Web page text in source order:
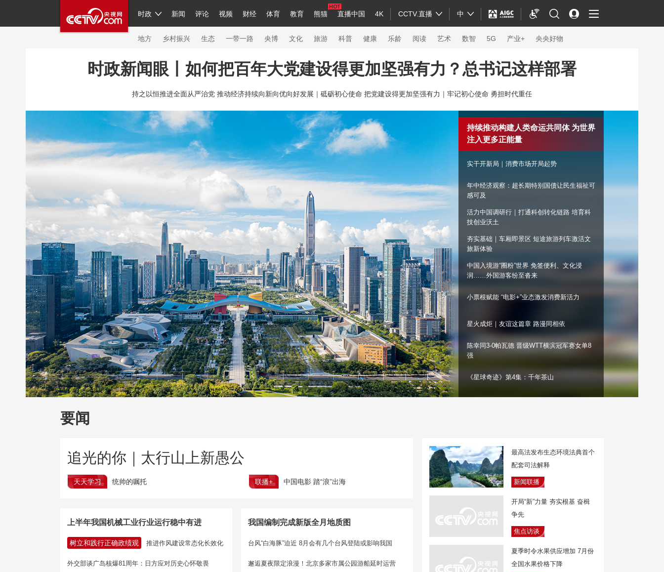
时政 新闻 评论 视频 财经 体育 教育 熊猫 直播中国 4K CCTV.直播 中
人民领袖习近平 联播+ 中国领导人 央视快评 习式妙语 热解读 天天学习
直播 片库 栏目大全 节目单 听音 微视频 主持人 下载央视影音
繁体 海外频道 iPanda English Монгол
地方 乡村振兴 生态 一带一路 央博 文化 旅游 科普 健康 乐龄 阅读 艺术 数智 5G 产业+ 央央好物
总台春晚 网络春晚 共产党员网 秧纪录 纪录片网 国家大剧院 大型活动
新闻 国内 国际 评论 经济 军事 科技 法治 文娱 人物 公益 图片
人民领袖习近平 联播+ 热解读 天天学习 央视快评 央视网评 光华锐评
视频 小央视频 小央直播 直播中国 熊猫频道 VR/AR 4K专区 全景新闻
蓝海中国 新兵请入列 人生第一次 人生第二次
直播 2026年冬奥会 CBA NBA 国际足球 网球 综合体育
CCTV奥林匹克频道 生活体育大会 体育江湖 文化体育 冰雪道路 足球道路
财经 教育 乡村振兴 生态环境 一带一路 央博 非遗 文化 旅游 科普 健康 乐龄 阅读 艺术 汽车 数智 5G 产业+
大国智造 大国展会 大国保险 云顶对话 云起 超级工厂 智敬中国 全民健康 颜选攻略 海洋 时尚 天气 才艺
CCTV.节目官网 直播 节目单 栏目 片库 热播榜 总台企业白名单
时政新闻眼丨如何把百年大党建设得更加坚强有力？总书记这样部署
持之以恒推进全面从严治党 推动经济持续向新向优向好发展｜ 砥砺初心使命 把党建设得更加坚强有力｜ 牢记初心使命 勇担时代重任
持续推动构建人类命运共同体 为世界
注入更多正能量
实干开新局｜消费市场开局起势
年中经济观察：超长期特别国债让民生福祉可
感可及
活力中国调研行｜打通科创转化链路 培育科
技创业沃土
夯实基础｜车厢即景区 短途旅游列车激活文
旅新体验
中国入境游“圈粉”世界 免签便利、文化浸
润……外国游客纷至沓来
小票根赋能 “电影+”业态激发消费新活力
星火成炬｜友谊这篇章 路漫同相依
陈幸同3-0帕瓦德 晋级WTT横滨冠军赛女单8
强
《星球奇迹》第4集：千年茶山
要闻
追光的你｜太行山上新愚公
天天学习 统帅的嘱托 联播+ 中国电影 踏“浪”出海
上半年我国机械工业行业运行稳中有进
树立和践行正确政绩观 推进作风建设常态化长效化
外交部谈广岛核爆81周年：日方应对历史心怀敬畏
我国编制完成新版全月地质图
台风“白海豚”迫近 8月会有几个台风登陆或影响我国
邂逅夏夜限定浪漫！北京多家市属公园游船延时运营
最高法发布生态环境法典首个
配套司法解释
新闻联播
开局“新”力量 夯实根基 奋楫
争先
焦点访谈
夏季时令水果供应增加 7月份
全国水果价格下降